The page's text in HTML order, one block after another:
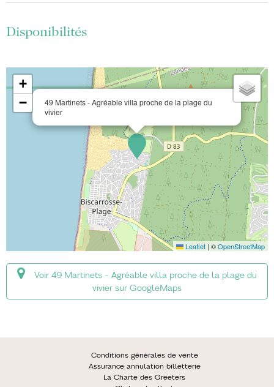
Disponibilités
49 Martinets - Agréable villa proche de la plage du
vivier
+
−
Leaflet | ©OpenStreetMap
Voir 49 Martinets - Agréable villa proche de la plage du
vivier sur GoogleMaps
Conditions générales de vente
Assurance annulation billetterie
La Charte des Greeters